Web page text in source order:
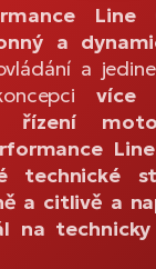
Line
a
a
více
řízení
technické
a citlivě a
na technicky